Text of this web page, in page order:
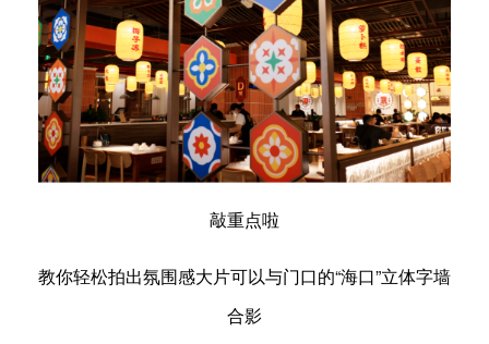
敲重点啦
教你轻松拍出氛围感大片可以与门口的“海口”立体字墙
合影